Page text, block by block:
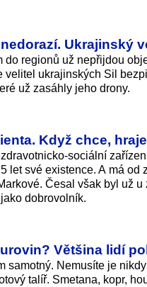
Ukrajinský
regionů už nepřijdou
velitel ukrajinských Sil
už zasáhly jeho drony.
Když chce,
sociální
let své existence. A má od
Česal však byl už u
dobrovolník.
Většina lidí
samotný. Nemusíte je
talíř. Smetana, kopr,